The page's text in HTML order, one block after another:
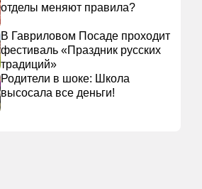
отделы меняют правила?
В Гавриловом Посаде проходит
фестиваль «Праздник русских
традиций»
Родители в шоке: Школа
высосала все деньги!